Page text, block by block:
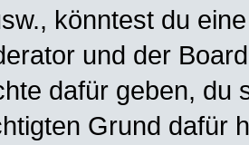
könntest du
und der
dafür geben, du
Grund dafür